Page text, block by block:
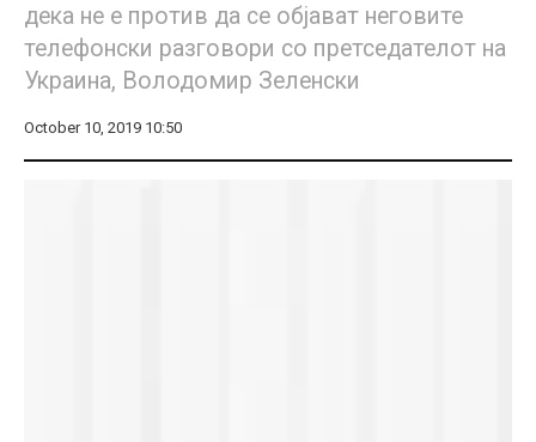
дека не е против да се објават неговите
телефонски разговори со претседателот на
Украина, Володомир Зеленски
October 10, 2019 10:50